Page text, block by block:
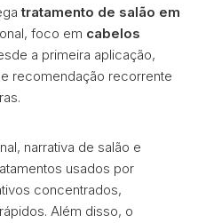
tratamento de salão em
foco em cabelos
a primeira aplicação,
recomendação recorrente
narrativa de salão e
usados por
concentrados,
Além disso, o